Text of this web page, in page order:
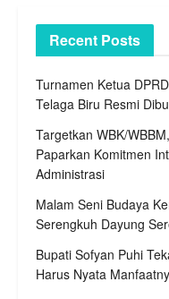
Recent Posts
Turnamen Ketua
Telaga Biru Resmi
Targetkan WBK/
Paparkan Komitmen
Administrasi
Malam Seni Budaya
Serengkuh Dayung
Bupati Sofyan Puhi
Harus Nyata